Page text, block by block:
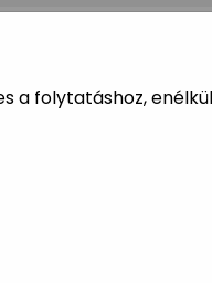
a folytatáshoz,